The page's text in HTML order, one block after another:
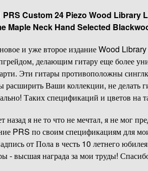
PRS Custom 24 Piezo Wood
Maple Neck Hand Selected
и уже второе издание Wood
делающим гитару еще более
Эти гитары противоположны
расширить Ваши коллекции, не делать
Таких спецификаций и цветов на
назад я не то что не мечтал, я не мог
PRS по своим спецификациям для
от Пола в честь 10 летнего
- высшая награда за мои труды!